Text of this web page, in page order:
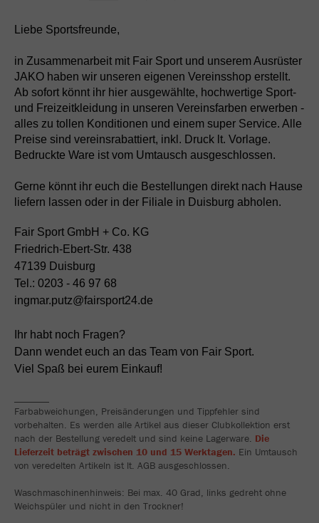
Liebe Sportsfreunde,
in Zusammenarbeit mit Fair Sport und unserem Ausrüster
JAKO haben wir unseren eigenen Vereinsshop erstellt.
Ab sofort könnt ihr hier ausgewählte, hochwertige Sport-
und Freizeitkleidung in unseren Vereinsfarben erwerben -
alles zu tollen Konditionen und einem super Service. Alle
Preise sind vereinsrabattiert, inkl. Druck lt. Vorlage.
Bedruckte Ware ist vom Umtausch ausgeschlossen.
Gerne könnt ihr euch die Bestellungen direkt nach Hause
liefern lassen oder in der Filiale in Duisburg abholen.
Fair Sport GmbH + Co. KG
Friedrich-Ebert-Str. 438
47139 Duisburg
Tel.: 0203 - 46 97 68
ingmar.putz@fairsport24.de
Ihr habt noch Fragen?
Dann wendet euch an das Team von Fair Sport.
Viel Spaß bei eurem Einkauf!
Farbabweichungen, Preisänderungen und Tippfehler sind
vorbehalten. Es werden alle Artikel aus dieser Clubkollektion erst
nach der Bestellung veredelt und sind keine Lagerware. Die
Lieferzeit beträgt zwischen 10 und 15 Werktagen. Ein Umtausch
von veredelten Artikeln ist lt. AGB ausgeschlossen.
Waschmaschinenhinweis: Bei max. 40 Grad, links gedreht ohne
Weichspüler und nicht in den Trockner!